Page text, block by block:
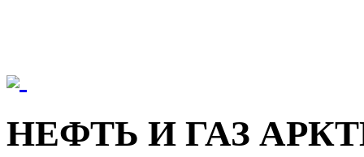
НЕФТЬ И ГАЗ